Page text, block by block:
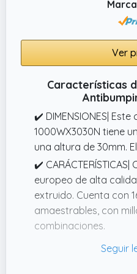
Ver
Características
✔️ DIMENSIONES|
1000WX3030N tiene
una altura de 30mm.
✔️
europeo de alta
extruido. Cuenta con
amaestrables, con
combinaciones.
✔️ CONTENIDO | Este